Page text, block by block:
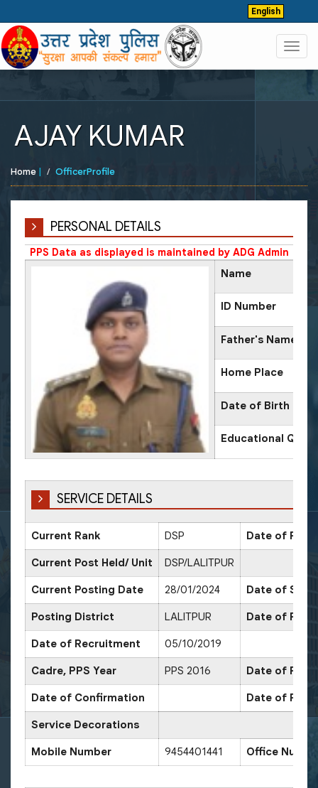
English
AJAY KUMAR
Home | OfficerProfile
PERSONAL DETAILS
PPS Data as displayed is maintained by ADG Admin
Name
ID Number
Father's Name
Home Place
Date of Birth
Educational
SERVICE DETAILS
Current Rank DSP Date of
Current Post Held/ Unit DSP/LALITPUR
Current Posting Date 28/01/2024 Date of Sr.
Posting District LALITPUR Date of
Date of Recruitment 05/10/2019
Cadre, PPS Year PPS 2016 Date of
Date of Confirmation Date of
Service Decorations
Mobile Number 9454401441 Office